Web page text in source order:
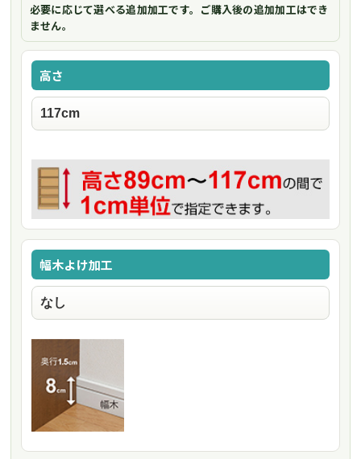
必要に応じて選べる追加加工です。ご購入後の追加加工はでき
ません。
高さ
幅木よけ加工